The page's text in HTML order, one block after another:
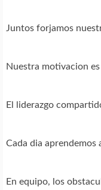
Juntos forjamos
Nuestra motivacion
El liderazgo
Cada dia aprendemos
En equipo, los